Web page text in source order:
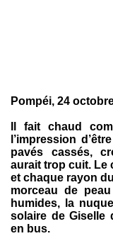
Pompéi, 24
Il fait chaud
l’impression
pavés cassés,
aurait trop cuit. Le
et chaque rayon
morceau de
humides, la
solaire de Giselle
en bus.